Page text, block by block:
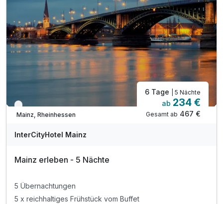
Verfügbar bis Dezember
Mainz, Rheinhessen
6 Tage | 5 Nächte
ab 234 €
Gesamt ab 467 €
InterCityHotel Mainz
Mainz erleben - 5 Nächte
5 Übernachtungen
5 x reichhaltiges Frühstück vom Buffet